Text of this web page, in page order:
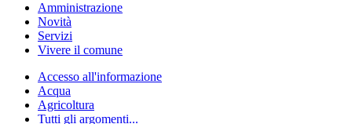
Amministrazione
Novità
Servizi
Vivere il comune
Accesso all'informazione
Acqua
Agricoltura
Tutti gli argomenti...